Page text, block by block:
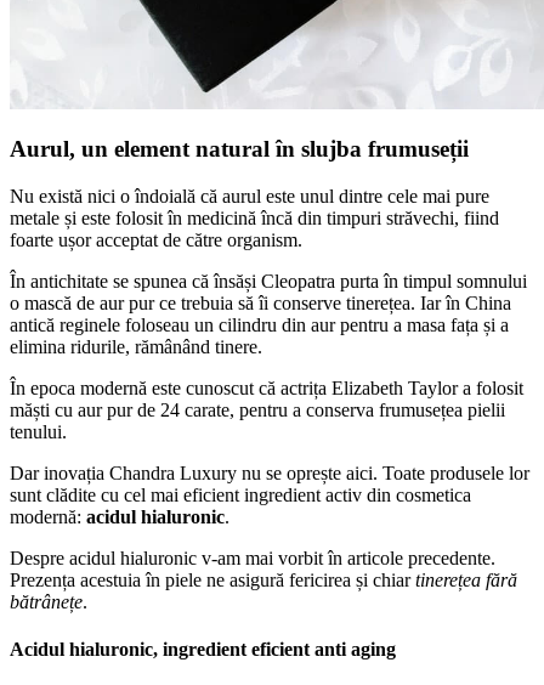
Aurul, un element natural în slujba frumuseții
Nu există nici o îndoială că aurul este unul dintre cele mai pure
metale și este folosit în medicină încă din timpuri străvechi, fiind
foarte ușor acceptat de către organism.
În antichitate se spunea că însăși Cleopatra purta în timpul somnului
o mască de aur pur ce trebuia să îi conserve tinerețea. Iar în China
antică reginele foloseau un cilindru din aur pentru a masa fața și a
elimina ridurile, rămânând tinere.
În epoca modernă este cunoscut că actrița Elizabeth Taylor a folosit
măști cu aur pur de 24 carate, pentru a conserva frumusețea pielii
tenului.
Dar inovația Chandra Luxury nu se oprește aici. Toate produsele lor
sunt clădite cu cel mai eficient ingredient activ din cosmetica
modernă: acidul hialuronic.
Despre acidul hialuronic v-am mai vorbit în articole precedente.
Prezența acestuia în piele ne asigură fericirea și chiartinerețea fără
bătrânețe.
Acidul hialuronic, ingredient eficient anti aging